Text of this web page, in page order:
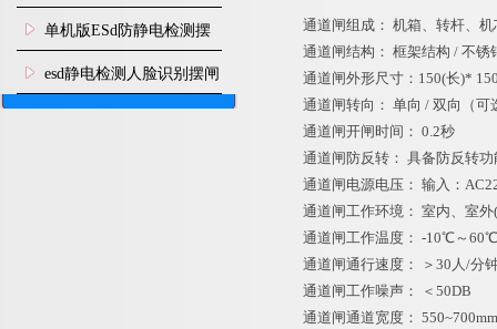
机
单机版ESd防静电检测摆
闸机
esd静电检测人脸识别摆闸
安装
通道闸组成： 机箱、转杆、
通道闸结构： 框架结构 / 不锈
通道闸外形尺寸：150(长)*
通道闸转向： 单向 / 双向（可
通道闸开闸时间： 0.2秒
通道闸防反转： 具备防反转
通道闸电源电压： 输入：
通道闸工作环境： 室内、室
通道闸工作温度： -10℃～
通道闸通行速度： ＞30人/分
通道闸工作噪声： ＜50DB
通道闸通道宽度： 550~700mm